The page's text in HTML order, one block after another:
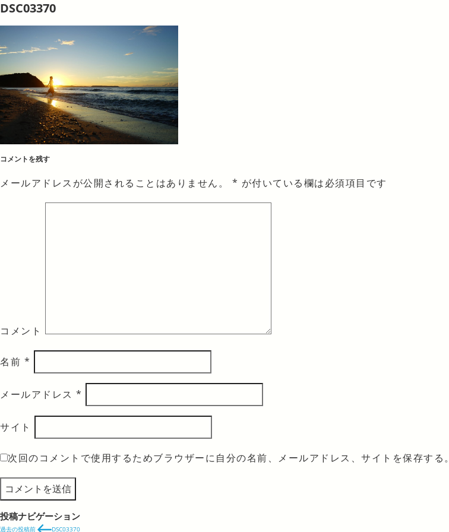
DSC03370
コメントを残す
メールアドレスが公開されることはありません。 * が付いている欄は必須項目です
コメント
名前 *
メールアドレス *
サイト
次回のコメントで使用するためブラウザーに自分の名前、メールアドレス、サイトを保存する。
投稿ナビゲーション
過去の投稿前 DSC03370